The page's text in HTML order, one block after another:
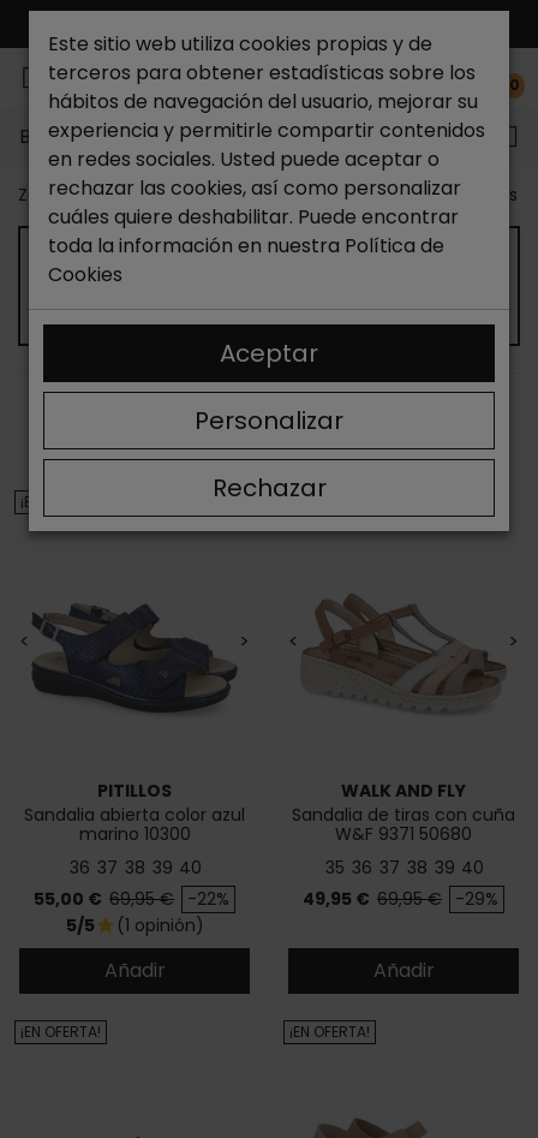
0
Buscar...
Zapateria Catchalot Outlet zapatos Outlet zapatos
OUTLET DE SANDALIAS CON CUÑA DE
Mostrando 13-24 de 139 artículo(s)
< >
PITILLOS
Sandalia abierta color azul
marino 10300
36 37 38 39 40
Precio
55,00 € Precio base
69,95 € -22%
¡EN OFERTA!
5/5star (1 opinión)
Añadir
< >
WALK AND FLY
Sandalia de tiras con cuña
W&F 9371 50680
35 36 37 38 39 40
Precio
49,95 € Precio base
69,95 € -29%
¡EN OFERTA!
Añadir
¡EN OFERTA! ¡EN OFERTA!
Este sitio web utiliza cookies propias y de
terceros para obtener estadísticas sobre los
hábitos de navegación del usuario, mejorar su
experiencia y permitirle compartir contenidos
en redes sociales. Usted puede aceptar o
rechazar las cookies, así como personalizar
cuáles quiere deshabilitar. Puede encontrar
toda la información en nuestra Política de
Cookies
Rechazar
Personalizar
Aceptar